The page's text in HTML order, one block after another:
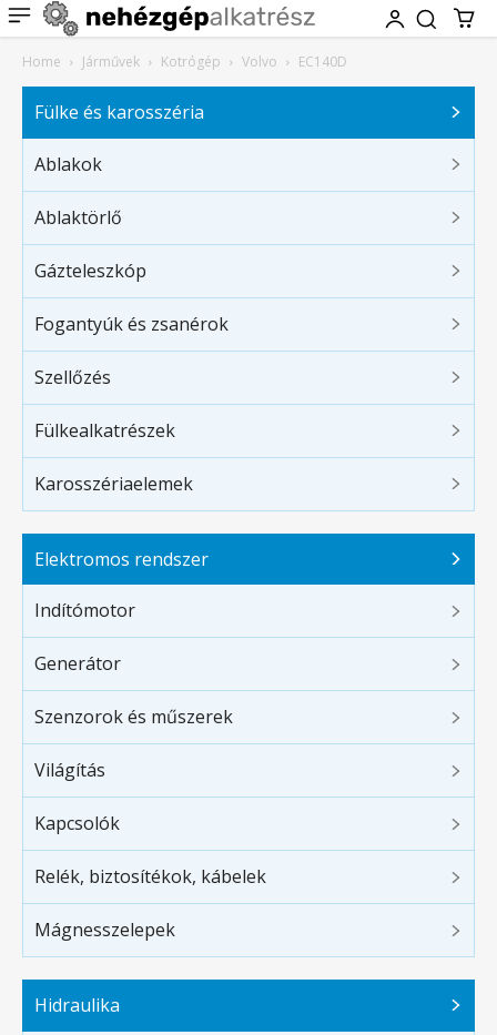
Home Járművek Kotrógép Volvo EC140D
Fülke és karosszéria
Ablakok
Ablaktörlő
Gázteleszkóp
Fogantyúk és zsanérok
Szellőzés
Fülkealkatrészek
Karosszériaelemek
Elektromos rendszer
Indítómotor
Generátor
Szenzorok és műszerek
Világítás
Kapcsolók
Relék, biztosítékok, kábelek
Mágnesszelepek
Hidraulika